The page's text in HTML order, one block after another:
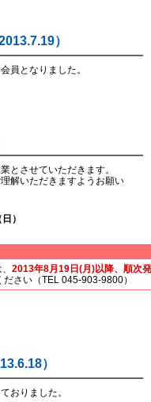
）
員となりました。
とさせていただきます。
解いただきますようお願い
）
2013年8月19日(月)以降、順次
さい（TEL 045-903-9800）
）
おりました。